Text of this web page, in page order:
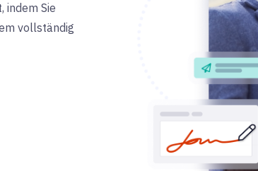
indem Sie
vollständig